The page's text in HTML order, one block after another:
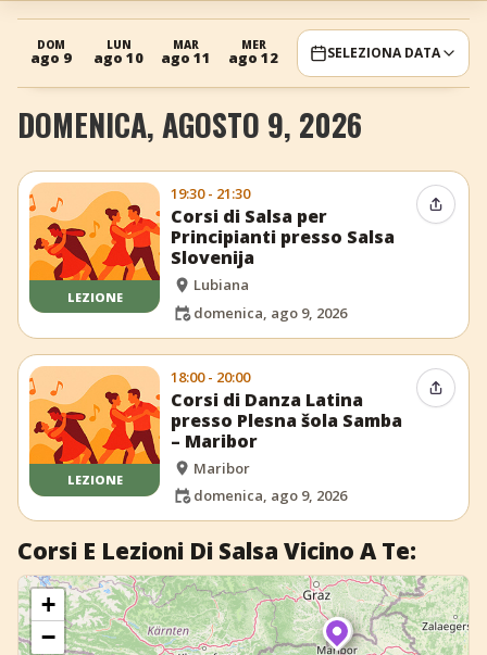
+ Aggiungi evento
DOM
ago 9
LUN
ago 10
MAR
ago 11
MER
ago 12
GIO
ago 13 ago 14
DOM
ago 16
SELEZIONA DATA
DOMENICA, AGOSTO 9, 2026
LEZIONE
19:30 - 21:30
Corsi di Salsa per
Principianti presso Salsa
Slovenija
Lubiana
domenica, ago 9, 2026
LEZIONE
18:00 - 20:00
Corsi di Danza Latina
presso Plesna šola Samba
– Maribor
Maribor
domenica, ago 9, 2026
Corsi E Lezioni Di Salsa Vicino A Te:
+
−